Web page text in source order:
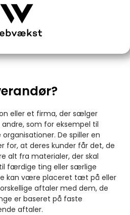
eller et firma, der sælger
som for eksempel til
De spiller en
for, at deres kunder får det, de
alt fra materialer, der skal
færdige ting eller særlige
kan være placeret tæt på eller
aftaler med dem, de
er baseret på faste
aftaler.